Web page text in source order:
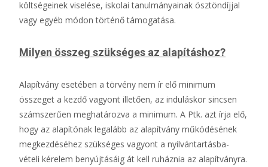
költségeinek viselése, iskolai tanulmányainak ösztöndíjjal
vagy egyéb módon történő támogatása.
Milyen összeg szükséges az alapításhoz?
Alapítvány esetében a törvény nem ír elő minimum
összeget a kezdő vagyont illetően, az induláskor sincsen
számszerűen meghatározva a minimum. A Ptk. azt írja elő,
hogy az alapítónak legalább az alapítvány működésének
megkezdéséhez szükséges vagyont a nyilvántartásba-
vételi kérelem benyújtásáig át kell ruháznia az alapítványra.